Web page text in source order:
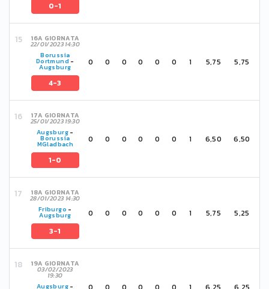
0-1
16A GIORNATA
22/01/2023 14:30
Borussia
Dortmund-
Augsburg
4-3
0 0 0 0 0 0 1 5,75 5,75
17A GIORNATA
25/01/2023 19:30
Augsburg-
Borussia
MGladbach
1-0
0 0 0 0 0 0 1 6,50 6,50
18A GIORNATA
28/01/2023 14:30
Friburgo -
Augsburg
3-1
0 0 0 0 0 0 1 5,75 5,25
19A GIORNATA
03/02/2023
19:30
Augsburg-